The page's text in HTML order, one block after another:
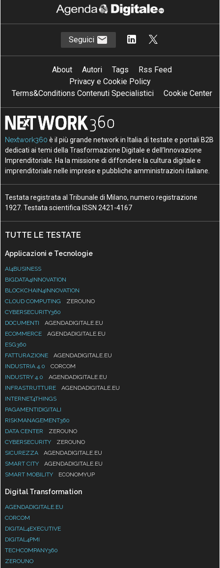
Seguici
About Autori Tags
Rss Feed
Privacy e Cookie Policy
Terms&Conditions Contenuti Specialistici
Cookie Center
Nextwork360 è il più grande network in Italia di testate e portali B2B
dedicati ai temi della Trasformazione Digitale e dell’Innovazione
Imprenditoriale. Ha la missione di diffondere la cultura digitale e
imprenditoriale nelle imprese e pubbliche amministrazioni italiane.
Testata registrata al Tribunale di Milano, numero registrazione
1927. Testata scientifica ISSN 2421-4167
TUTTE LE TESTATE
Applicazioni e Tecnologie
AI4BUSINESS
BIGDATA4INNOVATION
BLOCKCHAIN4INNOVATION
CLOUD COMPUTING
ZEROUNO
CYBERSECURITY360
DOCUMENTI
AGENDADIGITALE.EU
ECOMMERCE
AGENDADIGITALE.EU
ESG360
FATTURAZIONE
AGENDADIGITALE.EU
INDUSTRIA 4.0
CORCOM
INDUSTRY 4.0
AGENDADIGITALE.EU
INFRASTRUTTURE
AGENDADIGITALE.EU
INTERNET4THINGS
PAGAMENTIDIGITALI
RISKMANAGEMENT360
DATA CENTER
ZEROUNO
CYBERSECURITY
ZEROUNO
SICUREZZA
AGENDADIGITALE.EU
SMART CITY
AGENDADIGITALE.EU
SMART MOBILITY
ECONOMYUP
Digital Transformation
AGENDADIGITALE.EU
CORCOM
DIGITAL4EXECUTIVE
DIGITAL4PMI
TECHCOMPANY360
ZEROUNO